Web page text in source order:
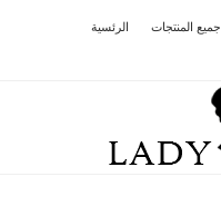
الرئسية